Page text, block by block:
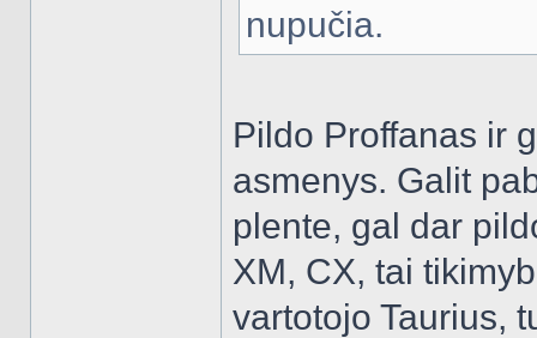
nupučia.
Pildo Proffanas ir
asmenys. Galit
plente, gal dar
XM, CX, tai
vartotojo Taurius,